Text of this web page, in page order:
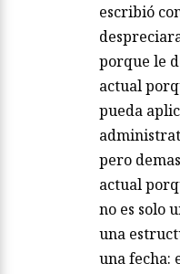
escribió
porque le
actual
pueda
pero
actual
no es solo
una
una fecha: